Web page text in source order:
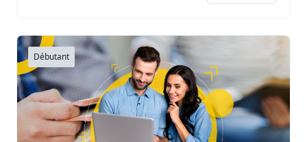
Débutant